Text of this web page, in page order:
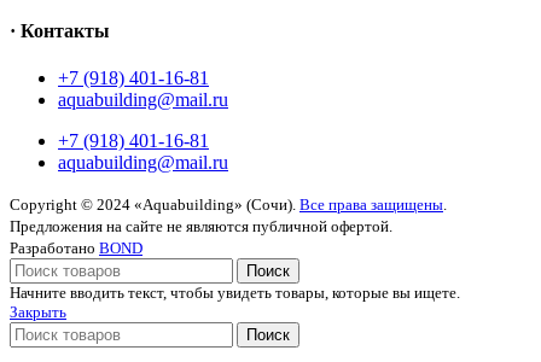
· Контакты
+7 (918) 401-16-81
aquabuilding@mail.ru
+7 (918) 401-16-81
aquabuilding@mail.ru
Copyright © 2024 «Aquabuilding» (Сочи). Все права защищены.
Предложения на сайте не являются публичной офертой.
Разработано BOND
Поиск
Начните вводить текст, чтобы увидеть товары, которые вы ищете.
Закрыть
Поиск